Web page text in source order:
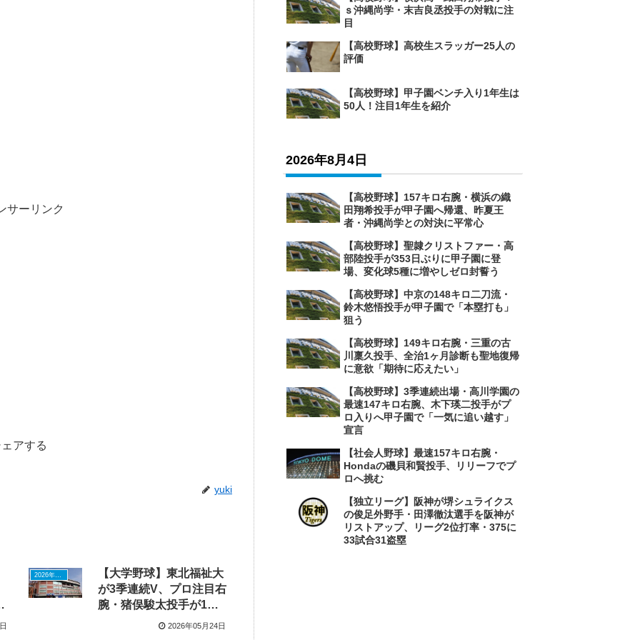
サーリンク
アする
yuki
2026年ドラフトニュース
【大学野球】東北福祉大
が3季連続V、プロ注目右
腕・猪俣駿太投手が1失
点完投で無傷の5勝目
2026年05月24日
ｓ沖縄尚学・末吉良丞投手の対戦に注
目
【高校野球】高校生スラッガー25人の
評価
【高校野球】甲子園ベンチ入り1年生は
50人！注目1年生を紹介
2026年8月4日
【高校野球】157キロ右腕・横浜の織
田翔希投手が甲子園へ帰還、昨夏王
者・沖縄尚学との対決に平常心
【高校野球】聖隷クリストファー・高
部陸投手が353日ぶりに甲子園に登
場、変化球5種に増やしゼロ封誓う
【高校野球】中京の148キロ二刀流・
鈴木悠悟投手が甲子園で「本塁打も」
狙う
【高校野球】149キロ右腕・三重の古
川稟久投手、全治1ヶ月診断も聖地復帰
に意欲「期待に応えたい」
【高校野球】3季連続出場・高川学園の
最速147キロ右腕、木下瑛二投手がプ
ロ入りへ甲子園で「一気に追い越す」
宣言
【社会人野球】最速157キロ右腕・
Hondaの磯貝和賢投手、リリーフでプ
ロへ挑む
【独立リーグ】阪神が堺シュライクス
の俊足外野手・田澤徹汰選手を阪神が
リストアップ、リーグ2位打率・375に
33試合31盗塁